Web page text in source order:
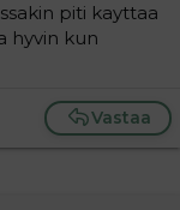
piti kayttaa
hyvin kun
Vastaa